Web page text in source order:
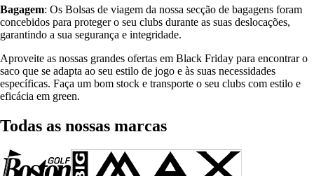
Bagagem: Os Bolsas de viagem da nossa secção de bagagens foram
concebidos para proteger o seu clubs durante as suas deslocações,
garantindo a sua segurança e integridade.
Aproveite as nossas grandes ofertas em Black Friday para encontrar o
saco que se adapta ao seu estilo de jogo e às suas necessidades
específicas. Faça um bom stock e transporte o seu clubs com estilo e
eficácia em green.
Todas as nossas marcas